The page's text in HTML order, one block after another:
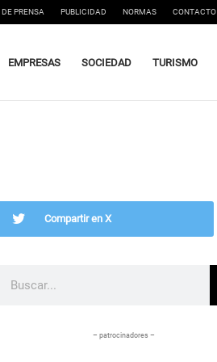
PRENSA PUBLICIDAD NORMAS CONTACTO
EMPRESAS SOCIEDAD TURISMO
Compartir en X
– patrocinadores –